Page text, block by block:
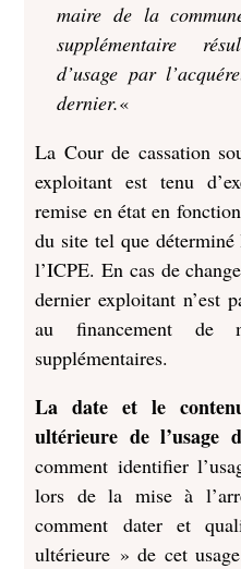
maire de la
supplémentaire
d’usage par
dernier.«
La Cour de cassation
exploitant est tenu
remise en état en
du site tel que
l’ICPE. En cas de
dernier exploitant n’est
au financement de
supplémentaires.
La date et le
ultérieure de l’usage
comment identifier
lors de la mise à
comment dater et
ultérieure » de cet